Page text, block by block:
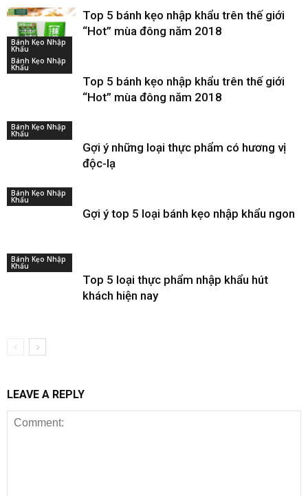
Bánh Kẹo Nhập
Khẩu
Top 5 bánh kẹo nhập khẩu trên thế giới
“Hot” mùa đông năm 2018
Bánh Kẹo Nhập
Khẩu
Top 5 bánh kẹo nhập khẩu trên thế giới
“Hot” mùa đông năm 2018
Bánh Kẹo Nhập
Khẩu
Gợi ý những loại thực phẩm có hương vị
độc-lạ
Bánh Kẹo Nhập
Khẩu
Gợi ý top 5 loại bánh kẹo nhập khẩu ngon
Bánh Kẹo Nhập
Khẩu
Top 5 loại thực phẩm nhập khẩu hút
khách hiện nay
LEAVE A REPLY